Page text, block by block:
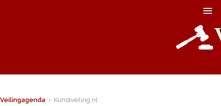
Veilingagenda › Kunstveiling.nl